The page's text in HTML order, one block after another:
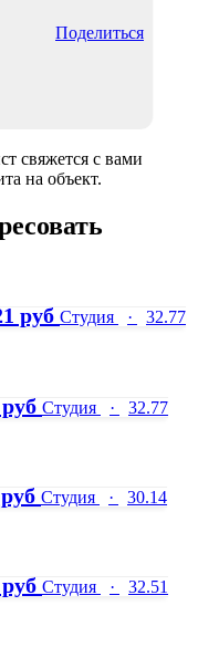
Поделиться
свяжется с вами
на объект.
руб Студия ·
32.77
Студия ·
32.77
Студия ·
30.14
Студия ·
32.51